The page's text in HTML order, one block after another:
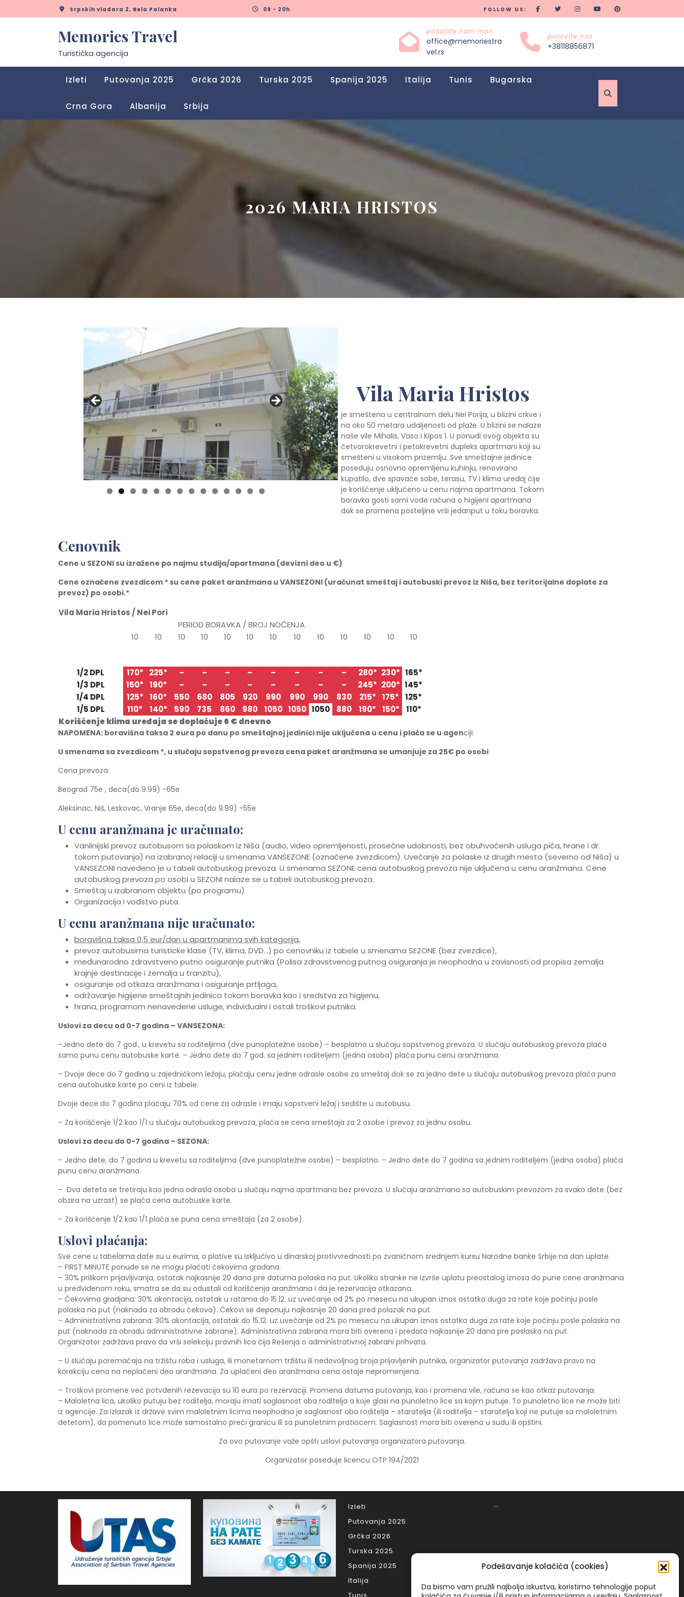
Podešavanje kolačića (cookies)
Da bismo vam pružili najbolja iskustva, koristimo tehnologije poput
to
Srpskih vladara 2, Bela Palanka 09 - 20h FOLLOW US:
Memories Travel
Turistička agencija
pošaljite nam mail
office@memoriestra
vel.rs
pozovite nas
+38118856871
Izleti Putovanja 2025 Grčka 2026 Turska 2025 Spanija 2025 Italija Tunis Bugarska
Crna Gora Albanija Srbija
2026 MARIA HRISTOS
0 1 2 3 4
Vila Maria Hristos
je smeštena u centralnom delu Nei Porija, u blizini crkve i
na oko 50 metara udaljenosti od plaže. U blizini se nalaze
naše vile Mihalis, Vaso i Kipos 1. U ponudi ovog objekta su
četvorokrevetni i petokrevetni dupleks apartmani koji su
smešteni u visokom prizemlju. Sve smeštajne jedinice
poseduju osnovno opremljenu kuhinju, renovirano
kupatilo, dve spavaće sobe, terasu, TV i klima uređaj čije
je korišćenje uključeno u cenu najma apartmana. Tokom
boravka gosti sami vode računa o higijeni apartmana
dok se promena posteljine vrši jedanput u toku boravka.
Cenovnik
Cene u SEZONI su izražene po najmu studija/apartmana (devizni deo u €)
Cene označene zvezdicom * su cene paket aranžmana u VANSEZONI (uračunat smeštaj i autobuski prevoz iz Niša, bez teritorijalne doplate za
prevoz) po osobi.*
Vila Maria Hristos / Nei Pori
PERIOD BORAVKA / BROJ NOĆENJA
10
10 10 10 10 10 10 10 10 10 10 10
10
1/2 DPL
170* 225* – – – – – – – – 280* 230* 165*
1/3 DPL
150* 190* – – – – – – – – 245* 200* 145*
1/4 DPL
125* 160* 550 680 805 920 990 990 990 830 215* 175*
125*
1/5 DPL
110* 140* 590 735 860 980 1050 1050 1050 880 190* 150*
110*
Korišćenje klima uređaja se doplaćuje 6 € dnevno
NAPOMENA: boravišna taksa 2 eura po danu po smeštajnoj jedinici nije uključena u cenu i plaća se u agenciji.
U smenama sa zvezdicom *, u slučaju sopstvenog prevoza cena paket aranžmana se umanjuje za 25€ po osobi
Cena prevoza:
Beograd 75e , deca(do 9.99) -65e
Aleksinac, Niš, Leskovac, Vranje 65e, deca(do 9.99) -55e
U cenu aranžmana je uračunato:
Vanlinijski prevoz autobusom sa polaskom iz Niša (audio, video opremljenosti, prosečne udobnosti, bez obuhvaćenih usluga pića, hrane i dr.
tokom putovanja) na izabranoj relaciji u smenama VANSEZONE (označene zvezdicom). Uvećanje za polaske iz drugih mesta (severno od Niša) u
VANSEZONI navedeno je u tabeli autobuskog prevoza. U smenama SEZONE cena autobuskog prevoza nije uključena u cenu aranžmana. Cene
autobuskog prevoza po osobi u SEZONI nalaze se u tabeli autobuskog prevoza.
Smeštaj u izabranom objektu (po programu)
Organizacija i vođstvo puta.
U cenu aranžmana nije uračunato:
boravišna taksa 0,5 eur/dan u apartmanima svih kategorija,
prevoz autobusima turisticke klase (TV, klima, DVD…) po cenovniku iz tabele u smenama SEZONE (bez zvezdice),
međunarodno zdravstveno putno osiguranje putnika (Polisa zdravstvenog putnog osiguranja je neophodna u zavisnosti od propisa zemalja
krajnje destinacije i zemalja u tranzitu),
osiguranje od otkaza aranžmana i osiguranje prtljaga,
održavanje higijene smeštajnih jedinica tokom boravka kao i sredstva za higijenu,
hrana, programom nenavedene usluge, individualni i ostali troškovi putnika.
Uslovi za decu od 0-7 godina – VANSEZONA:
–Jedno dete do 7 god., u krevetu sa roditeljima (dve punoplatežne osobe) – besplatno u slučaju sopstvenog prevoza. U slučaju autobuskog prevoza plaća
samo punu cenu autobuske karte. – Jedno dete do 7 god. sa jednim roditeljem (jedna osoba) plaća punu cenu aranžmana.
– Dvoje dece do 7 godina u zajedničkom ležaju, plaćaju cenu jedne odrasle osobe za smeštaj dok se za jedno dete u slučaju autobuskog prevoza plaća puna
cena autobuske karte po ceni iz tabele.
Dvoje dece do 7 godina plaćaju 70% od cene za odrasle i imaju sopstveni ležaj i sedište u autobusu.
– Za korišćenje 1/2 kao 1/1 u slučaju autobuskog prevoza, plaća se cena smeštaja za 2 osobe i prevoz za jednu osobu.
Uslovi za decu do 0-7 godina – SEZONA:
– Jedno dete, do 7 godina u krevetu sa roditeljima (dve punoplatežne osobe) – besplatno. – Jedno dete do 7 godina sa jednim roditeljem (jedna osoba) plaća
punu cenu aranžmana.
– Dva deteta se tretiraju kao jedna odrasla osoba u slučaju najma apartmana bez prevoza. U slučaju aranžmana sa autobuskim prevozom za svako dete (bez
obzira na uzrast) se plaća cena autobuske karte.
– Za korišćenje 1/2 kao 1/1 plaća se puna cena smeštaja (za 2 osobe).
Uslovi plaćanja:
Sve cene u tabelama date su u eurima, a plative su isključivo u dinarskoj protivvrednosti po zvaničnom srednjem kursu Narodne banke Srbije na dan uplate.
– FIRST MINUTE ponude se ne mogu plaćati čekovima građana.
– 30% prilikom prijavljivanja, ostatak najkasnije 20 dana pre datuma polaska na put. Ukoliko stranke ne izvrše uplatu preostalog iznosa do pune cene aranžmana
u predviđenom roku, smatra se da su odustali od korišćenja aranžmana i da je rezervacija otkazana.
– Čekovima gradjana: 30% akontacija, ostatak u ratama do 15.12. uz uvećanje od 2% po mesecu na ukupan iznos ostatka duga za rate koje počinju posle
polaska na put (naknada za obradu čekova). Čekovi se deponuju najkasnije 20 dana pred polazak na put.
– Administrativna zabrana: 30% akontacija, ostatak do 15.12. uz uvećanje od 2% po mesecu na ukupan iznos ostatka duga za rate koje počinju posle polaska na
put (naknada za obradu administrativne zabrane). Administrativna zabrana mora biti overena i predata najkasnije 20 dana pre poslaska na put.
Organizator zadržava pravo da vrši selekciju pravnih lica čija Rešenja o administrativnoj zabrani prihvata.
– U slučaju poremaćaja na tržištu roba i usluga, ili monetarnom tržištu ili nedovoljnog broja prijavljenih putnika, organizator putovanja zadržava pravo na
korekciju cena na neplaćeni deo aranžmana. Za uplaćeni deo aranžmana cena ostaje nepromenjena.
– Troškovi promene već potvđenih rezevacija su 10 eura po rezervaciji. Promena datuma putovanja, kao i promena vile, računa se kao otkaz putovanja.
– Maloletna lica, ukoliko putuju bez roditelja, moraju imati saglasnost oba roditelja a koje glasi na punoletno lice sa kojim putuje. To punoletno lice ne može biti
iz agencije. Za izlazak iz države svim maloletnim licima neophodna je saglasnost oba roditelja – staratelja (ili roditelja – staratelja koji ne putuje sa maloletnim
detetom), da pomenuto lice može samostalno preći granicu ili sa punoletnim pratiocem. Saglasnost mora biti overena u sudu ili opštini.
Za ovo putovanje važe opšti uslovi putovanja organizatora putovanja.
Organizator poseduje licencu OTP 194/2021
Izleti
Putovanja 2025
Grčka 2026
Turska 2025
Spanija 2025
Italija
...